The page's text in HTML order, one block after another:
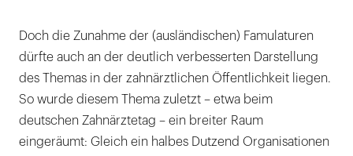
Doch die Zunahme der (ausländischen) Famulaturen
dürfte auch an der deutlich verbesserten Darstellung
des Themas in der zahnärztlichen Öffentlichkeit liegen.
So wurde diesem Thema zuletzt – etwa beim
deutschen Zahnärztetag – ein breiter Raum
eingeräumt: Gleich ein halbes Dutzend Organisationen